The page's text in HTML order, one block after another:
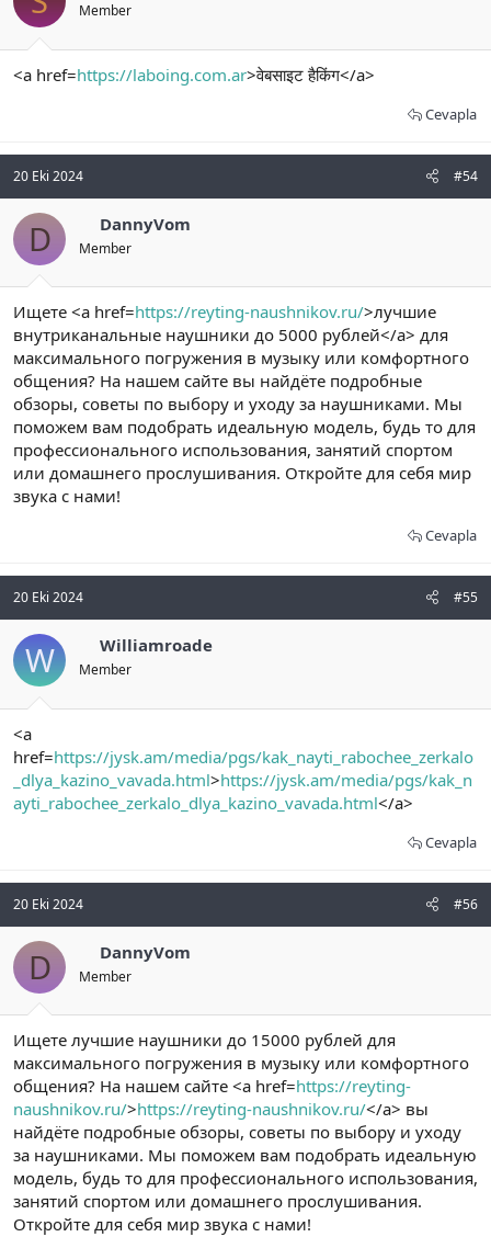
Member
<a href=https://laboing.com.ar>वेबसाइट हैकिंग</a>
Cevapla
20 Eki 2024 #54
D DannyVom
Member
Ищете <a href=https://reyting-naushnikov.ru/>лучшие
внутриканальные наушники до 5000 рублей</a> для
максимального погружения в музыку или комфортного
общения? На нашем сайте вы найдёте подробные
обзоры, советы по выбору и уходу за наушниками. Мы
поможем вам подобрать идеальную модель, будь то для
профессионального использования, занятий спортом
или домашнего прослушивания. Откройте для себя мир
звука с нами!
Cevapla
20 Eki 2024 #55
W Williamroade
Member
<a
href=https://jysk.am/media/pgs/kak_nayti_rabochee_zerkalo
_dlya_kazino_vavada.html>https://jysk.am/media/pgs/kak_n
ayti_rabochee_zerkalo_dlya_kazino_vavada.html</a>
Cevapla
20 Eki 2024 #56
D DannyVom
Member
Ищете лучшие наушники до 15000 рублей для
максимального погружения в музыку или комфортного
общения? На нашем сайте <a href=https://reyting-
naushnikov.ru/>https://reyting-naushnikov.ru/</a> вы
найдёте подробные обзоры, советы по выбору и уходу
за наушниками. Мы поможем вам подобрать идеальную
модель, будь то для профессионального использования,
занятий спортом или домашнего прослушивания.
Откройте для себя мир звука с нами!